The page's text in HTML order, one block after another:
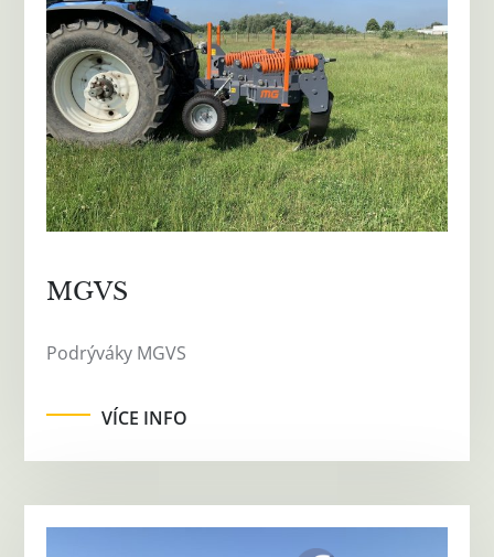
MGVS
Podrýváky MGVS
VÍCE INFO